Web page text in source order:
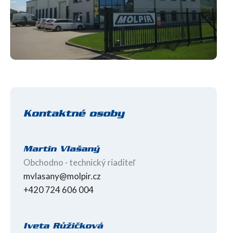
Kontaktné osoby
Martin Vlašaný
Obchodno - technický riaditeľ
mvlasany@molpir.cz
+420 724 606 004
Iveta Růžičková